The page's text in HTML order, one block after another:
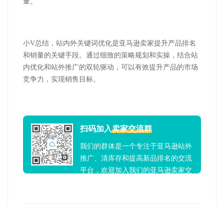
小V总结 ，站内外关键词优化是亚马逊卖家提升产品排名
和销量的关键手段。通过细致的策略规划和实操，结合站
内优化和站外推广的双轮驱动，可以有效提升产品的市场
竞争力，实现销售目标。
扫码加入卖家交流群
我们的群体是一个专注于亚马逊站外
推广、清库存和提高新品排名的交流
平台，欢迎加入我们的亚马逊卖家交